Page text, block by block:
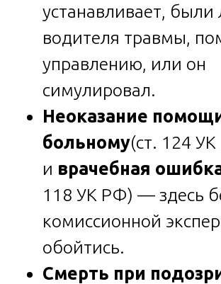
устанавливает, были
водителя травмы,
управлению, или он
симулировал.
Неоказание
больному(ст. 124
и врачебная
118 УК РФ) — здесь
комиссионной
обойтись.
Смерть при